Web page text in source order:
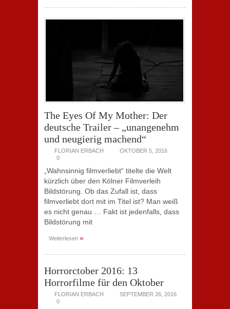
The Eyes Of My Mother: Der
deutsche Trailer – „unangenehm
und neugierig machend“
FLORIAN ERBACH
OKTOBER 5, 2016
0
„Wahnsinnig filmverliebt“ titelte die Welt
kürzlich über den Kölner Filmverleih
Bildstörung. Ob das Zufall ist, dass
filmverliebt dort mit im Titel ist? Man weiß
es nicht genau … Fakt ist jedenfalls, dass
Bildstörung mit
Weiterlesen »
Horrorctober 2016: 13
Horrorfilme für den Oktober
FLORIAN ERBACH
SEPTEMBER 26, 2016
0